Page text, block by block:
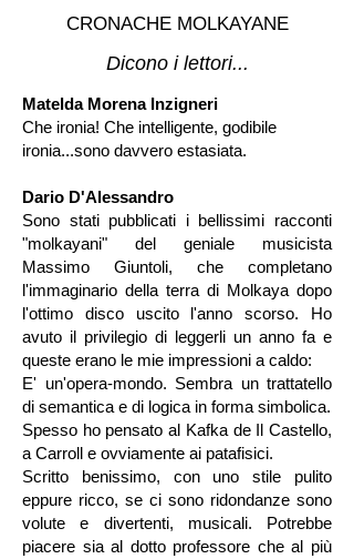
CRONACHE MOLKAYANE
Dicono i lettori...
Matelda Morena Inzigneri
Che ironia! Che intelligente, godibile
ironia...sono davvero estasiata.
Dario D'Alessandro
Sono stati pubblicati i bellissimi racconti
"molkayani" del geniale musicista
Massimo Giuntoli, che completano
l'immaginario della terra di Molkaya dopo
l'ottimo disco uscito l'anno scorso. Ho
avuto il privilegio di leggerli un anno fa e
queste erano le mie impressioni a caldo:
E' un'opera-mondo. Sembra un trattatello
di semantica e di logica in forma simbolica.
Spesso ho pensato al Kafka de Il Castello,
a Carroll e ovviamente ai patafisici.
Scritto benissimo, con uno stile pulito
eppure ricco, se ci sono ridondanze sono
volute e divertenti, musicali. Potrebbe
piacere sia al dotto professore che al più